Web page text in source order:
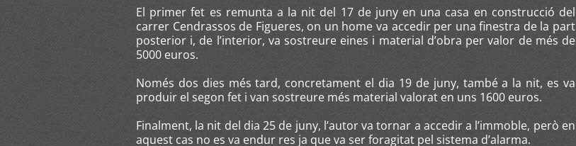
El primer fet es remunta a la nit del 17 de juny en una casa en construcció del
carrer Cendrassos de Figueres, on un home va accedir per una finestra de la part
posterior i, de l’interior, va sostreure eines i material d’obra per valor de més de
5000 euros.
Només dos dies més tard, concretament el dia 19 de juny, també a la nit, es va
produir el segon fet i van sostreure més material valorat en uns 1600 euros.
Finalment, la nit del dia 25 de juny, l’autor va tornar a accedir a l’immoble, però en
aquest cas no es va endur res ja que va ser foragitat pel sistema d’alarma.